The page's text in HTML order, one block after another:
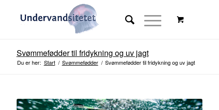
Svømmefødder til fridykning og uv jagt
Du er her: Start / Svømmefødder / Svømmefødder til fridykning og uv jagt